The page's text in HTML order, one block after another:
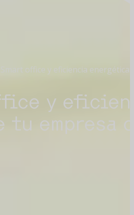
Smart office y eficiencia
y
tu